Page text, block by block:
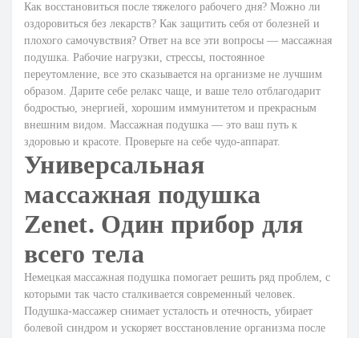
Как восстановиться после тяжелого рабочего дня? Можно ли
оздоровиться без лекарств? Как защитить себя от болезней и
плохого самочувствия? Ответ на все эти вопросы — массажная
подушка. Рабочие нагрузки, стрессы, постоянное
переутомление, все это сказывается на организме не лучшим
образом. Дарите себе релакс чаще, и ваше тело отблагодарит
бодростью, энергией, хорошим иммунитетом и прекрасным
внешним видом. Массажная подушка — это ваш путь к
здоровью и красоте. Проверьте на себе чудо-аппарат.
Универсальная
массажная подушка
Zenet. Один прибор для
всего тела
Немецкая массажная подушка помогает решить ряд проблем, с
которыми так часто сталкивается современный человек.
Подушка-массажер снимает усталость и отечность, убирает
болевой синдром и ускоряет восстановление организма после